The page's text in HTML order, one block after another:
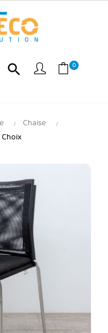
search 0
Chaise
Choix